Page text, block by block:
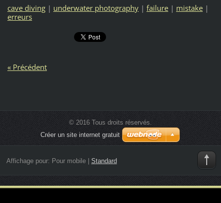
cave diving | underwater photography | failure | mistake |
erreurs
« Précédent
© 2016 Tous droits réservés.
Créer un site internet gratuit
Affichage pour: Pour mobile| Standard